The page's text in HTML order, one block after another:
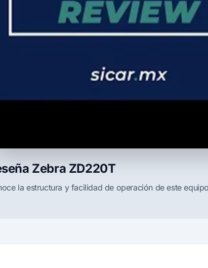
Zebra ZD220T
la estructura y facilidad de operación de este